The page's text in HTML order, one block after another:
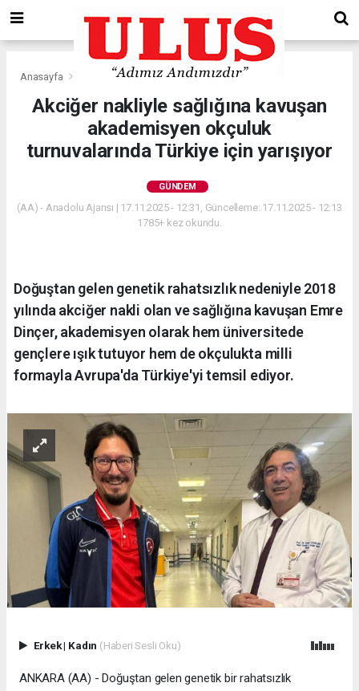
Anasayfa Gündem
Akciğer nakliyle sağlığına kavuşan
akademisyen okçuluk
turnuvalarında Türkiye için yarışıyor
GÜNDEM
(AA) - Anadolu Ajansı | 17.11.2025 - 12:31, Güncelleme: 17.11.2025 - 12:13
1785+ kez okundu.
Doğuştan gelen genetik rahatsızlık nedeniyle 2018
yılında akciğer nakli olan ve sağlığına kavuşan Emre
Dinçer, akademisyen olarak hem üniversitede
gençlere ışık tutuyor hem de okçulukta milli
formayla Avrupa'da Türkiye'yi temsil ediyor.
Erkek| Kadın (Haberi Sesli Oku)
ANKARA (AA) - Doğuştan gelen genetik bir rahatsızlık